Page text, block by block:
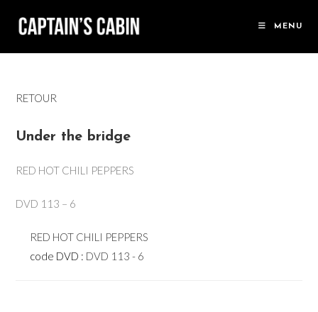
MENU
RETOUR
Under the bridge
RED HOT CHILI PEPPERS
DVD 113 – 6
RED HOT CHILI PEPPERS
code DVD : DVD 113 - 6